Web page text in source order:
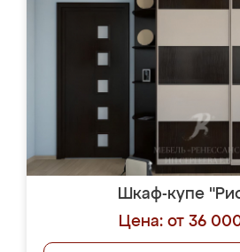
Шкаф-купе
Цена: от 36